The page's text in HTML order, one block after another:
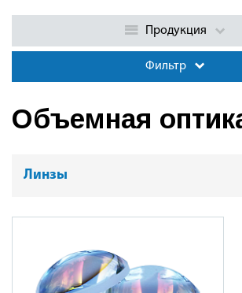
Фильтр
Объемная
Линзы
Продукция